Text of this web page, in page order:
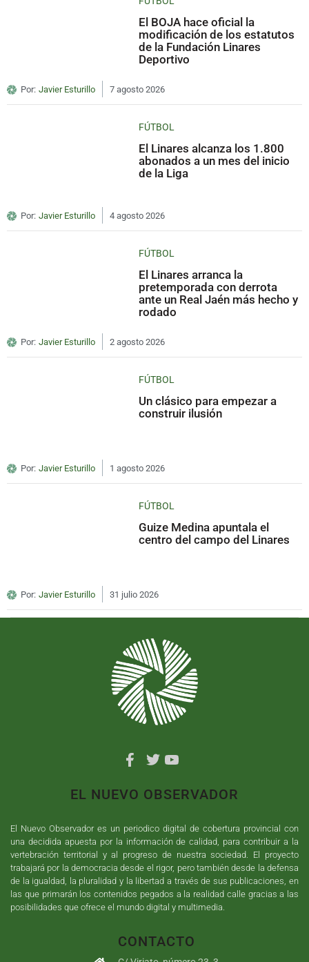
El BOJA hace oficial la
modificación de los estatutos
de la Fundación Linares
Deportivo
Por: Javier Esturillo 7 agosto 2026
FÚTBOL
El Linares alcanza los 1.800
abonados a un mes del inicio
de la Liga
Por: Javier Esturillo 4 agosto 2026
FÚTBOL
El Linares arranca la
pretemporada con derrota
ante un Real Jaén más hecho y
rodado
Por: Javier Esturillo 2 agosto 2026
FÚTBOL
Un clásico para empezar a
construir ilusión
Por: Javier Esturillo 1 agosto 2026
FÚTBOL
Guize Medina apuntala el
centro del campo del Linares
Por: Javier Esturillo 31 julio 2026
EL NUEVO OBSERVADOR
El Nuevo Observador es un periodico digital de cobertura provincial con
una decidida apuesta por la información de calidad, para contribuir a la
vertebración territorial y al progreso de nuestra sociedad. El proyecto
trabajará por la democracia desde el rigor, pero también desde la defensa
de la igualdad, la pluralidad y la libertad a través de sus publicaciones, en
las que primarán los contenidos pegados a la realidad calle gracias a las
posibilidades que ofrece el mundo digital y multimedia.
CONTACTO